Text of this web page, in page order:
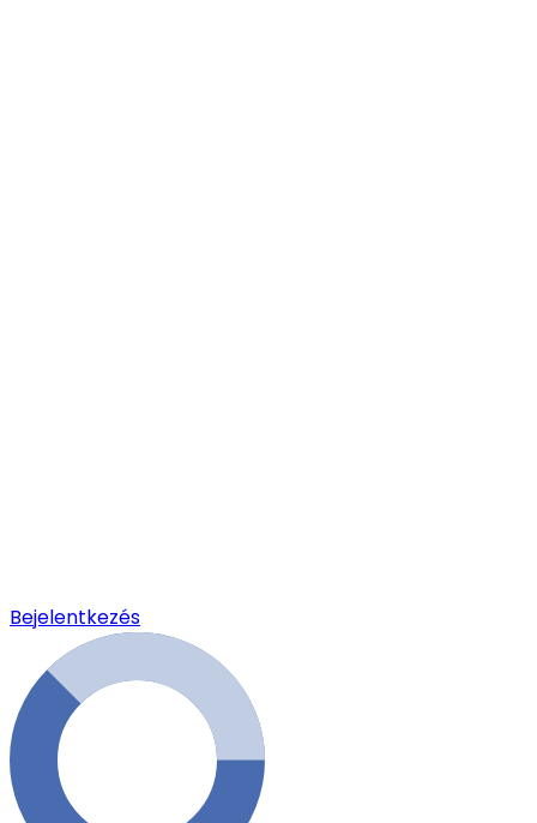
Bejelentkezés